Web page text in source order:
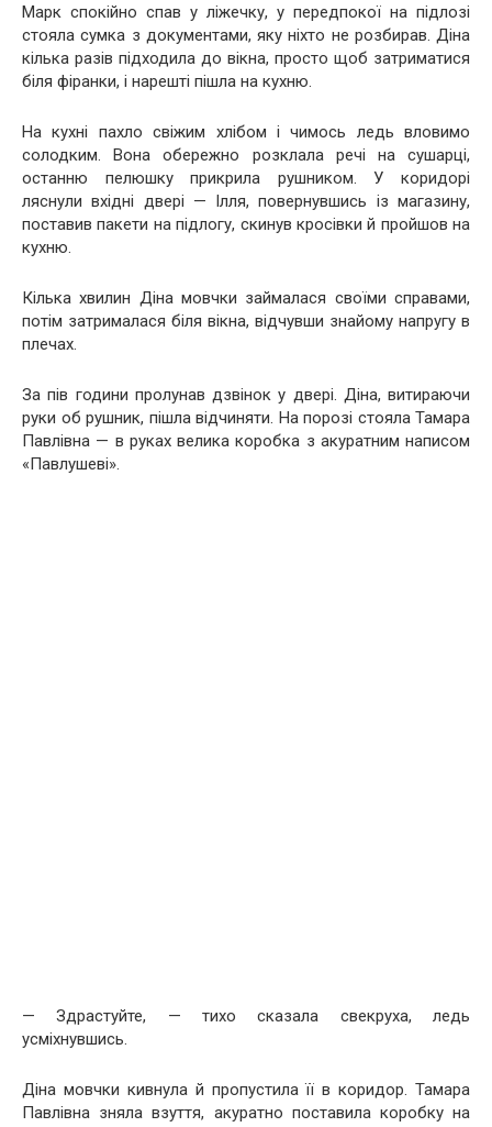
Марк спокійно спав у ліжечку, у передпокої на підлозі
стояла сумка з документами, яку ніхто не розбирав. Діна
кілька разів підходила до вікна, просто щоб затриматися
біля фіранки, і нарешті пішла на кухню.
На кухні пахло свіжим хлібом і чимось ледь вловимо
солодким. Вона обережно розклала речі на сушарці,
останню пелюшку прикрила рушником. У коридорі
ляснули вхідні двері — Ілля, повернувшись із магазину,
поставив пакети на підлогу, скинув кросівки й пройшов на
кухню.
Кілька хвилин Діна мовчки займалася своїми справами,
потім затрималася біля вікна, відчувши знайому напругу в
плечах.
За пів години пролунав дзвінок у двері. Діна, витираючи
руки об рушник, пішла відчиняти. На порозі стояла Тамара
Павлівна — в руках велика коробка з акуратним написом
«Павлушеві».
— Здрастуйте, — тихо сказала свекруха, ледь
усміхнувшись.
Діна мовчки кивнула й пропустила її в коридор. Тамара
Павлівна зняла взуття, акуратно поставила коробку на